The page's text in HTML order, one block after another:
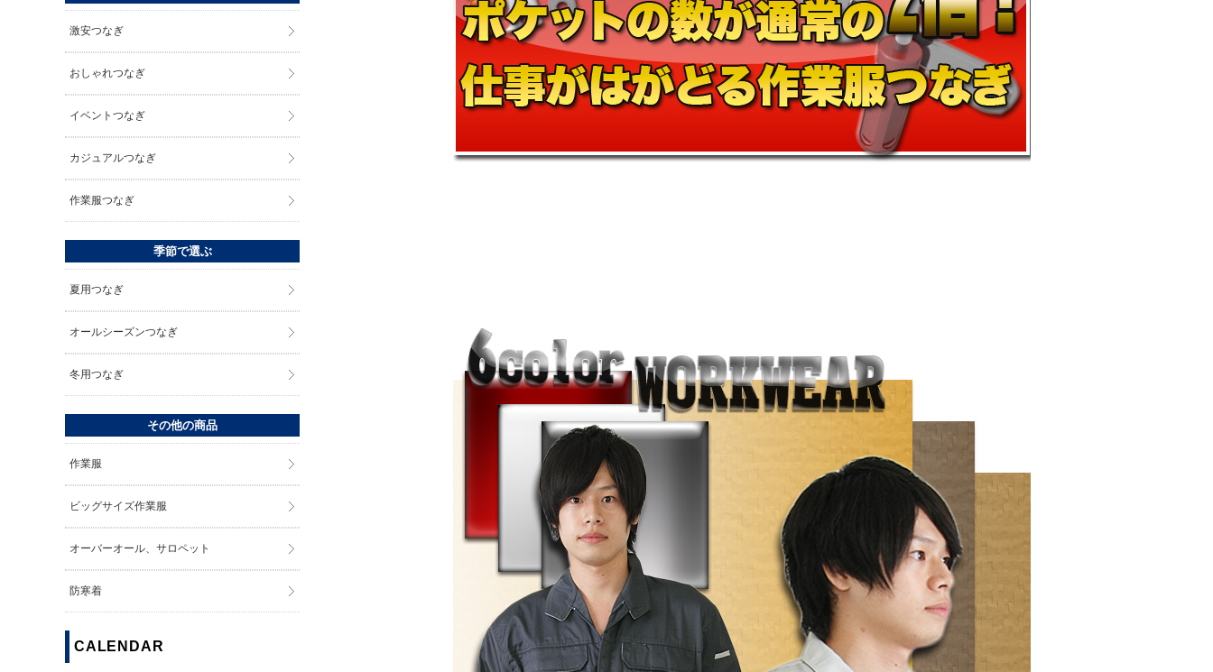
激安つなぎ
おしゃれつなぎ
イベントつなぎ
カジュアルつなぎ
作業服つなぎ
季節で選ぶ
夏用つなぎ
オールシーズンつなぎ
冬用つなぎ
その他の商品
作業服
ビッグサイズ作業服
オーバーオール、サロペット
防寒着